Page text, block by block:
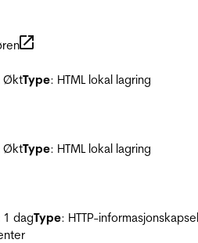
ØktType: HTML lokal lagring
ØktType: HTML lokal lagring
1 dagType: HTTP-informasjonskapsel